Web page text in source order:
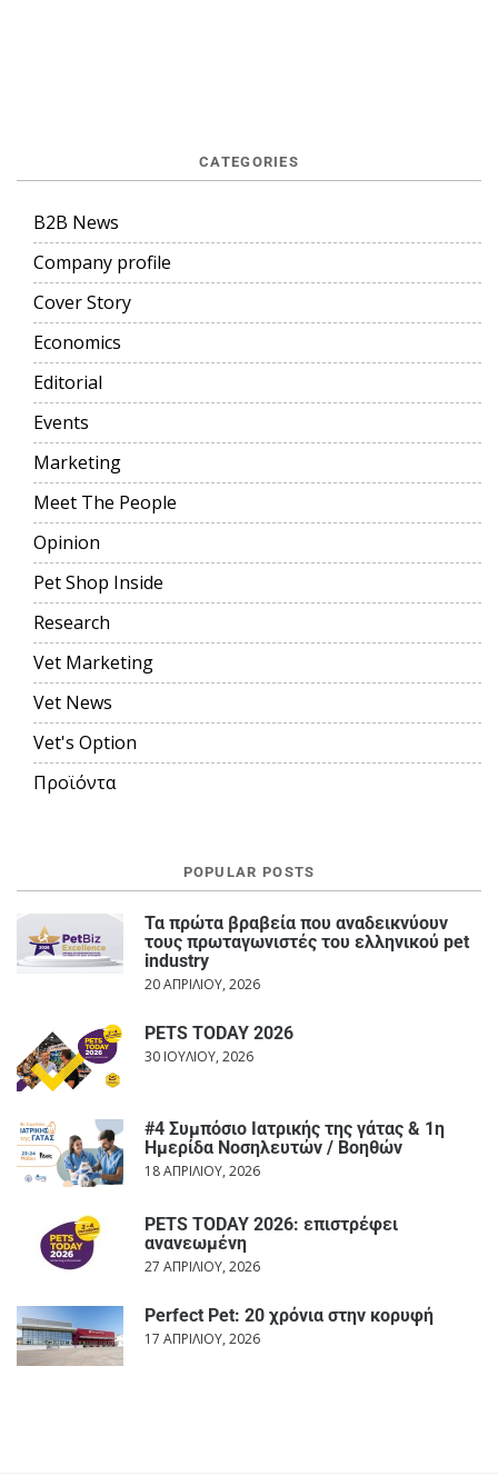
CATEGORIES
B2B News
Company profile
Cover Story
Economics
Editorial
Events
Marketing
Meet The People
Opinion
Pet Shop Inside
Research
Vet Marketing
Vet News
Vet's Option
Προϊόντα
POPULAR POSTS
Τα πρώτα βραβεία που αναδεικνύουν
τους πρωταγωνιστές του ελληνικού pet
industry
20 ΑΠΡΙΛΊΟΥ, 2026
PETS TODAY 2026
30 ΙΟΥΛΊΟΥ, 2026
#4 Συμπόσιο Ιατρικής της γάτας & 1η
Ημερίδα Νοσηλευτών / Βοηθών
18 ΑΠΡΙΛΊΟΥ, 2026
PETS TODAY 2026: επιστρέφει
ανανεωμένη
27 ΑΠΡΙΛΊΟΥ, 2026
Perfect Pet: 20 χρόνια στην κορυφή
17 ΑΠΡΙΛΊΟΥ, 2026